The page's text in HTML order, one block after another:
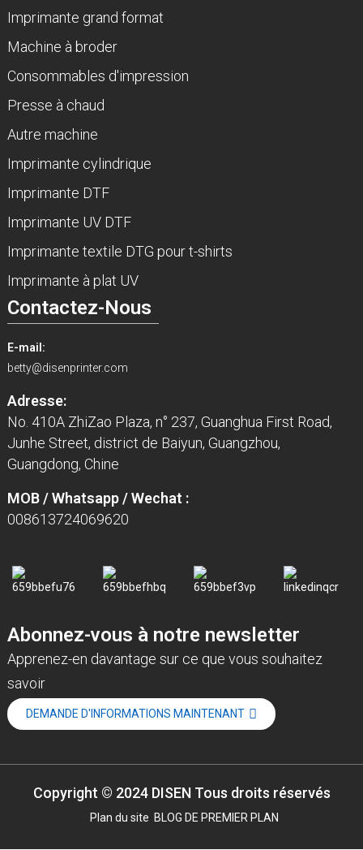
Imprimante grand format
Machine à broder
Consommables d'impression
Presse à chaud
Autre machine
Imprimante cylindrique
Imprimante DTF
Imprimante UV DTF
Imprimante textile DTG pour t-shirts
Imprimante à plat UV
Contactez-Nous
E-mail:
betty@disenprinter.com
Adresse:
No. 410A ZhiZao Plaza, n° 237, Guanghua First Road,
Junhe Street, district de Baiyun, Guangzhou,
Guangdong, Chine
MOB / Whatsapp / Wechat :
008613724069620
Abonnez-vous à notre newsletter
Apprenez-en davantage sur ce que vous souhaitez
savoir
DEMANDE D'INFORMATIONS MAINTENANT
Copyright © 2024 DISEN Tous droits réservés
Plan du site BLOG DE PREMIER PLAN